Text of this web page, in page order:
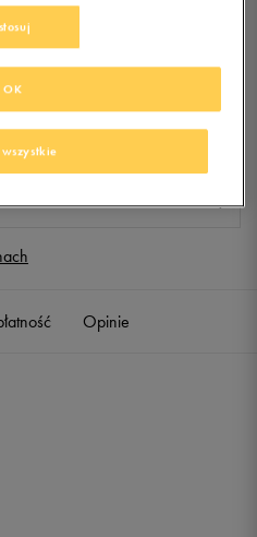
otrzymasz od nas powiadomienie.
Opinie
OK